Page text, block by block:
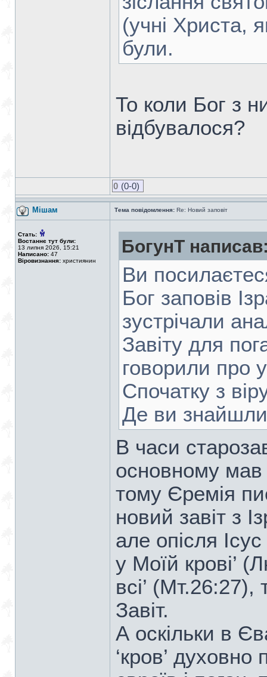
(учні Христа,
були.
То коли Бог з
відбувалося?
0 (0-0)
Мішам Тема повідомлення: Re: Новий заповіт
Стать:
Востаннє тут були:
13 липня 2026, 15:21
Написано: 47
Віровизнання: християнин
БогунТ
Ви
Бог заповів
зустрічали
Завіту для
говорили про
Спочатку з
Де ви знайшли
В часи
основному
тому Єремія
новий завіт з
але опісля
у Моїй крові’
всі’
Завіт.
А оскільки в
‘кров’